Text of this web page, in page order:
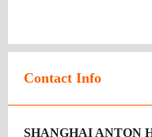
Contact Info
SHANGHAI ANTON